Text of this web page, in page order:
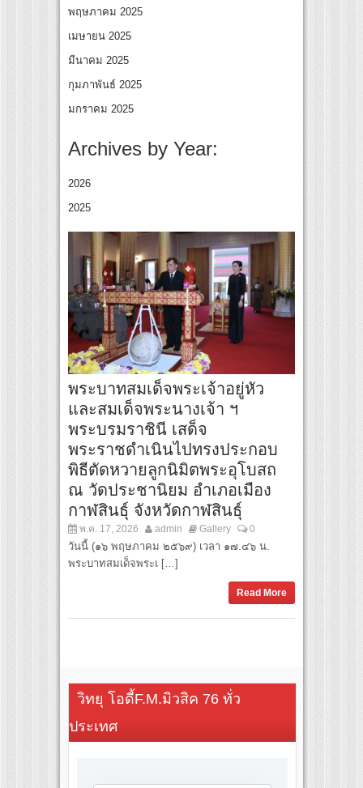
พฤษภาคม 2025
เมษายน 2025
มีนาคม 2025
กุมภาพันธ์ 2025
มกราคม 2025
Archives by Year:
2026
2025
พระบาทสมเด็จพระเจ้าอยู่หัว
และสมเด็จพระนางเจ้า ฯ
พระบรมราชินี เสด็จ
พระราชดำเนินไปทรงประกอบ
พิธีตัดหวายลูกนิมิตพระอุโบสถ
ณ วัดประชานิยม อำเภอเมือง
กาฬสินธุ์ จังหวัดกาฬสินธุ์
พ.ค. 17, 2026 admin Gallery 0
วันนี้ (๑๖ พฤษภาคม ๒๕๖๙) เวลา ๑๗.๔๖ น.
พระบาทสมเด็จพระเ […]
Read More
วิทยุ โอดี้F.M.มิวสิค 76 ทั่ว
ประเทศ